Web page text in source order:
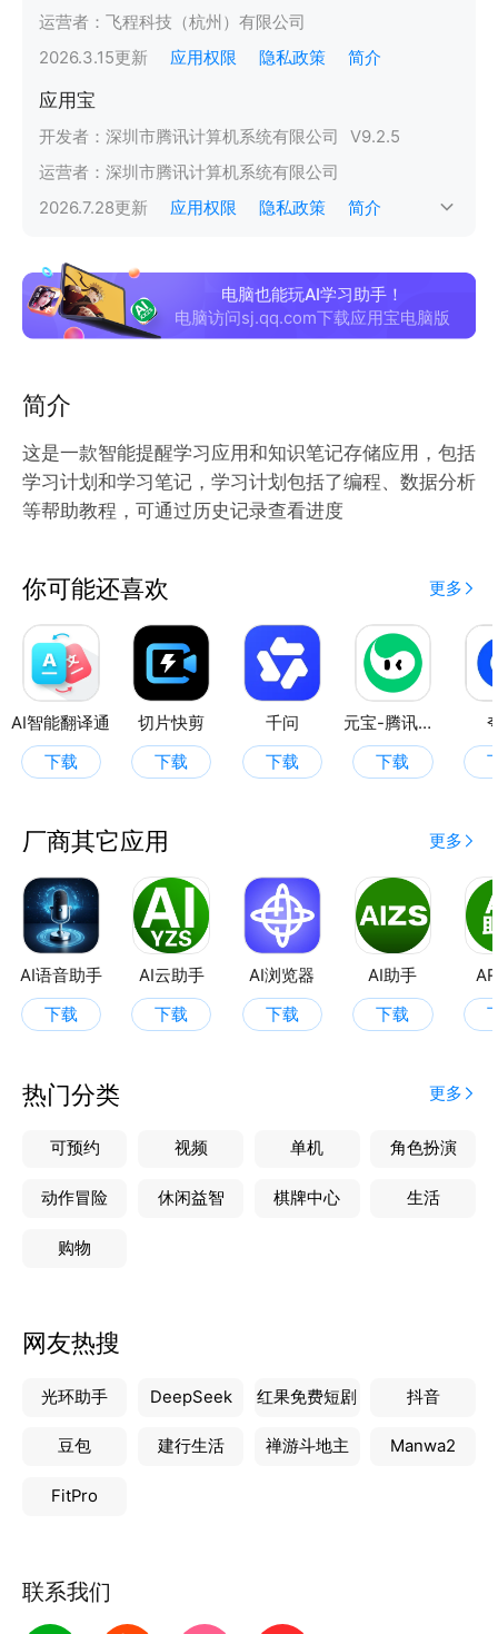
运营者： 飞程科技（杭州）有限公司
2026.3.15更新 应用权限 隐私政策 简介
应用宝
开发者： 深圳市腾讯计算机系统有限公司 V9.2.5
运营者： 深圳市腾讯计算机系统有限公司
2026.7.28更新 应用权限 隐私政策 简介
电脑也能玩AI学习助手！
电脑访问sj.qq.com下载应用宝电脑版
简介
这是一款智能提醒学习应用和知识笔记存储应用，包括
学习计划和学习笔记，学习计划包括了编程、数据分析
等帮助教程，可通过历史记录查看进度
你可能还喜欢 更多
AI智能翻译通
下载
切片快剪
下载
千问
下载
元宝-腾讯旗下AI助手
下载
厂商其它应用 更多
AI语音助手
下载
AI云助手
下载
AI浏览器
下载
AI助手
下载
热门分类 更多
可预约 视频 单机 角色扮演
动作冒险 休闲益智 棋牌中心 生活
购物
网友热搜
光环助手 DeepSeek 红果免费短剧 抖音
豆包 建行生活 禅游斗地主 Manwa2
FitPro
联系我们